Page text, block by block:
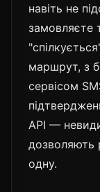
навіть не
замовляєте
маршрут, з
сервісом
API —
дозволяють
одну.